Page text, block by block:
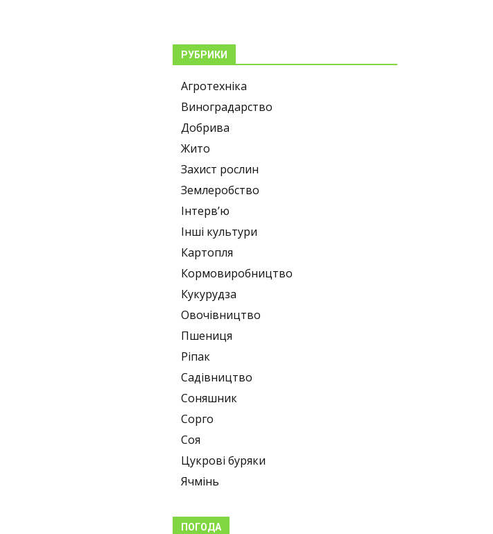
РУБРИКИ
Агротехніка
Виноградарство
Добрива
Жито
Захист рослин
Землеробство
Інтерв’ю
Інші культури
Картопля
Кормовиробництво
Кукурудза
Овочівництво
Пшениця
Ріпак
Садівництво
Соняшник
Сорго
Соя
Цукрові буряки
Ячмінь
ПОГОДА